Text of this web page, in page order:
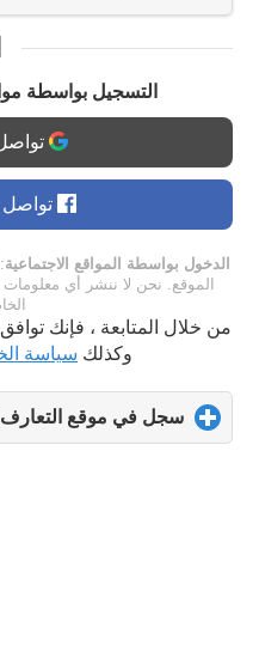
التسجيل بواسطة
الدخول بواسطة المواقع الاجتماعية
الموقع. نحن لا ننشر أي
من خلال المتابعة ، فإنك
وكذلك سياسة
سجل في موقع التعارف